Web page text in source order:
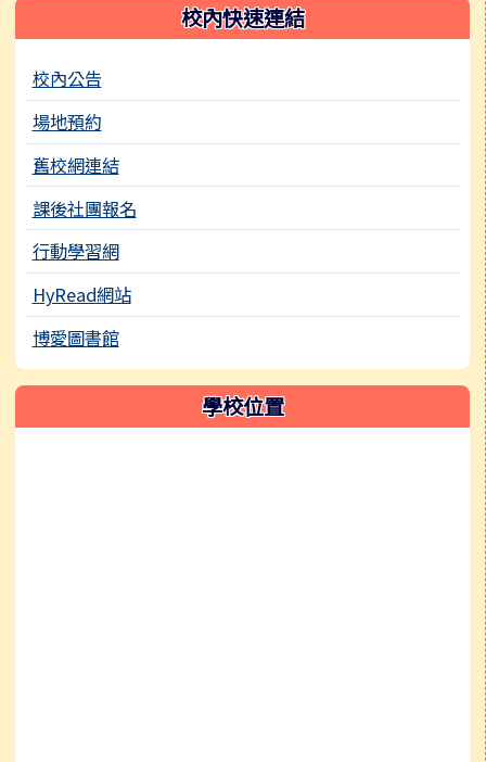
校內快速連結
校內公告
場地預約
舊校網連結
課後社團報名
行動學習網
HyRead網站
博愛圖書館
學校位置